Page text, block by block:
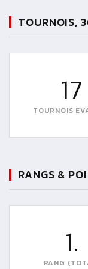
TOURNOIS,
17
TOURNOIS
RANGS &
1.
RANG